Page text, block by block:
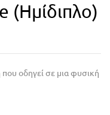
(Ημίδιπλο)
οδηγεί σε μια φυσική